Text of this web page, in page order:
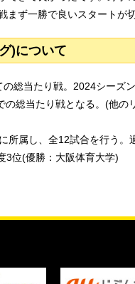
まず一勝で良いスタートが
)について
総当たり戦。2024シーズ
総当たり戦となる。(他の
属し、全12試合を行う。
3位(優勝：大阪体育大学)